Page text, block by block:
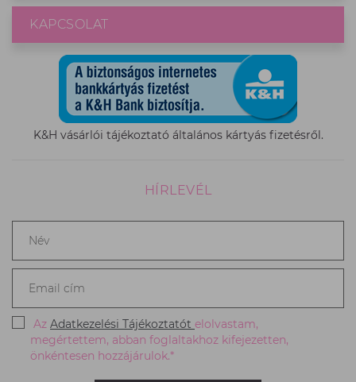
KAPCSOLAT
K&H vásárlói tájékoztató általános kártyás fizetésről.
HÍRLEVÉL
Név
Email
*
Az Adatkezelési Tájékoztatót elolvastam,
megértettem, abban foglaltakhoz kifejezetten,
önkéntesen hozzájárulok.*